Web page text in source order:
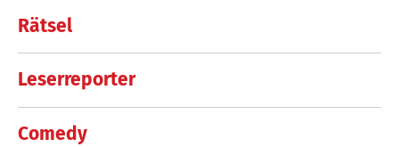
Rätsel
Leserreporter
Comedy